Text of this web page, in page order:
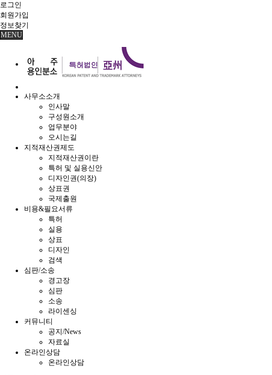
로그인
회원 가입
정보찾기
MENU
사무소소개
인사말
구성원소개
업무분야
오시는길
지적재산권제도
지적재산권이란
특허 및 실용신안
디자인권(의장)
상표권
국제출원
비용&필요서류
특허
실용
상표
디자인
검색
심판/소송
경고장
심판
소송
라이센싱
커뮤니티
공지/News
자료실
온라인상담
온라인상담